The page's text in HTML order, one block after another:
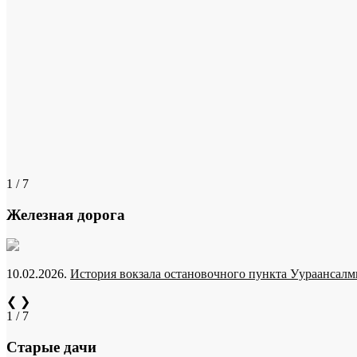
1 / 7
Железная дорога
10.02.2026. История вокзала остановочного пункта
❮ ❯
1 / 7
Старые дачи